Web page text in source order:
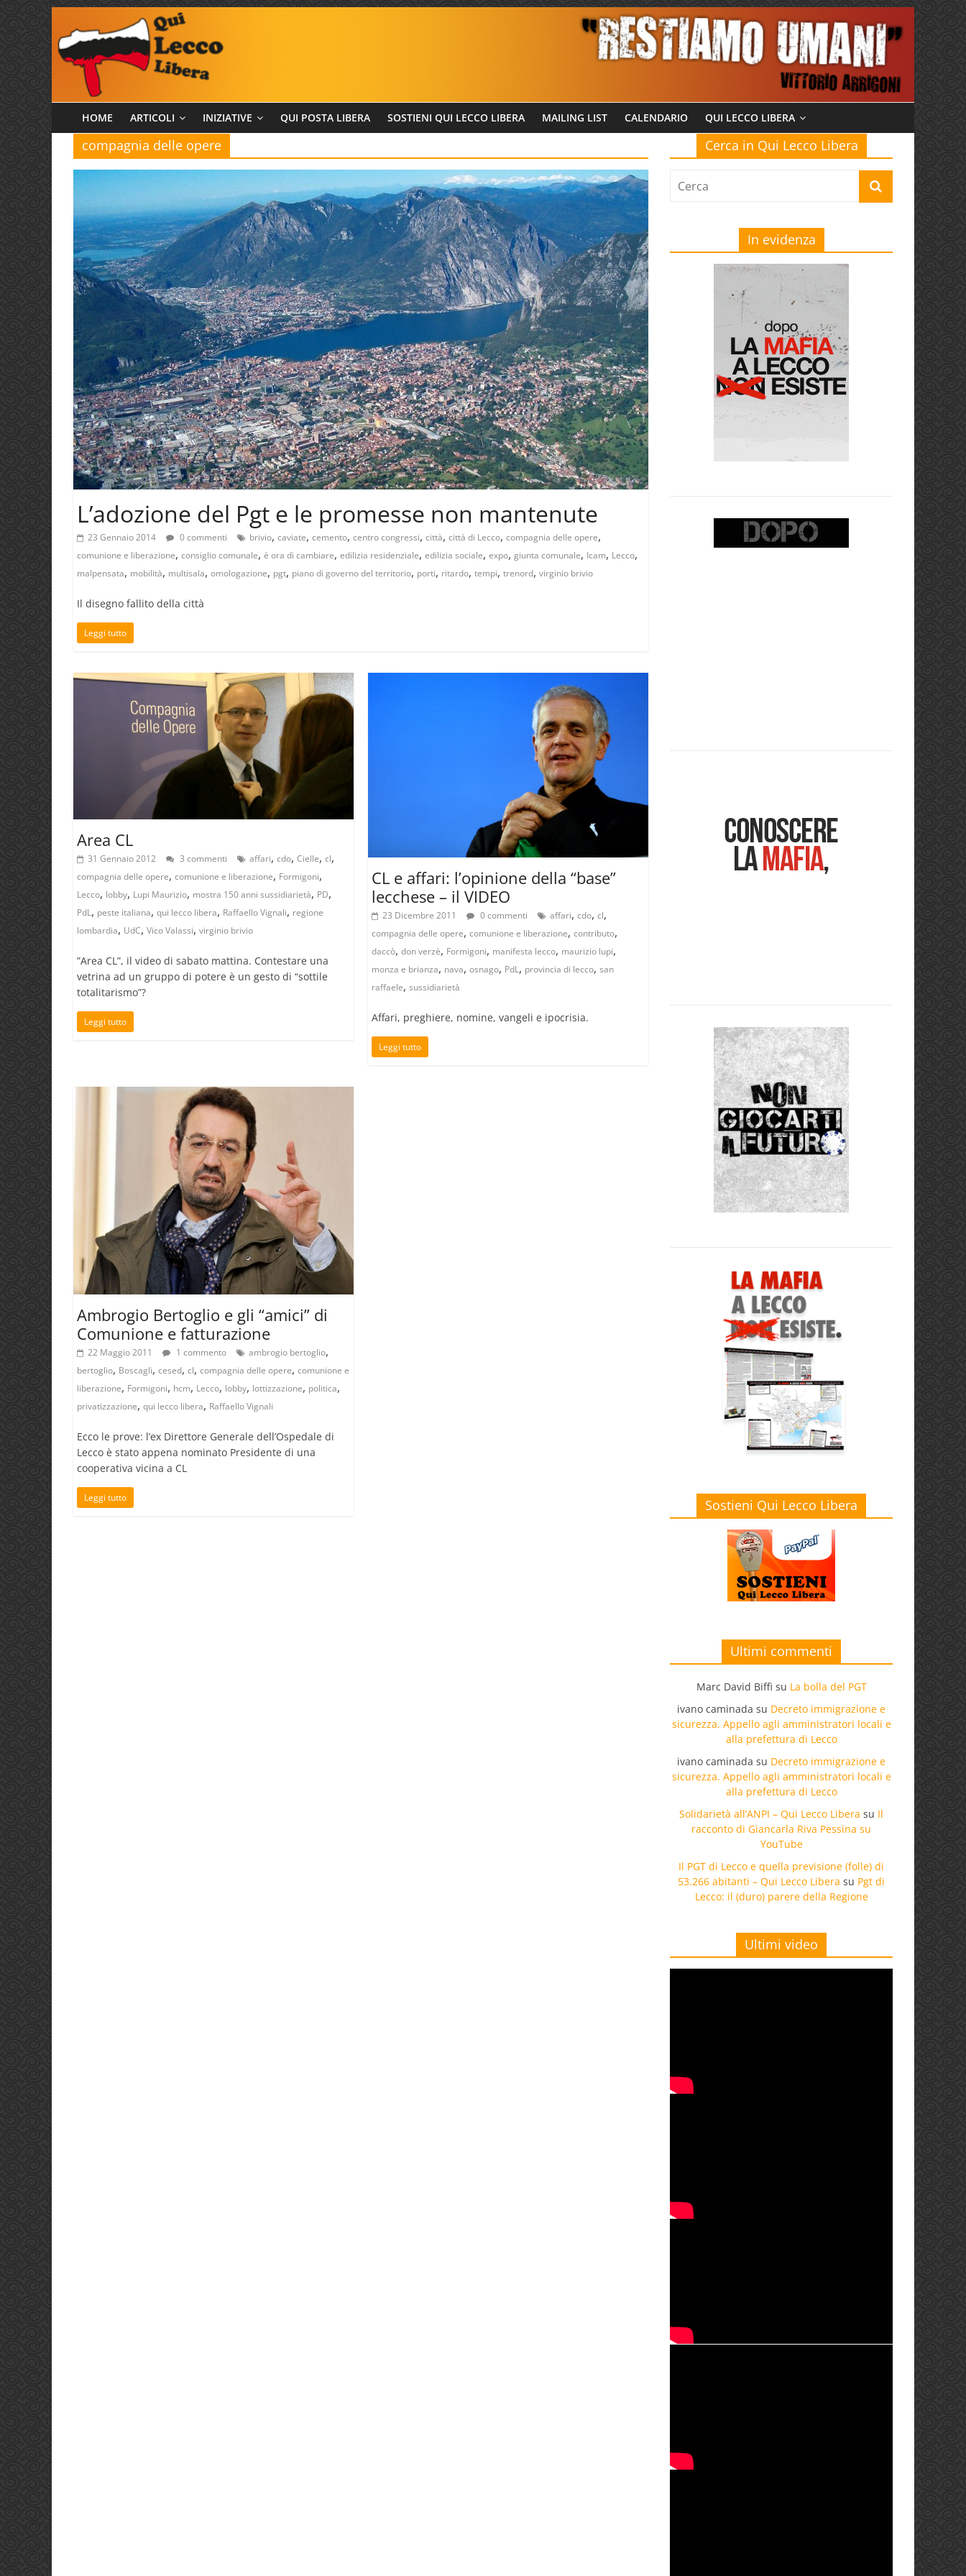
contenuto
Qui
Lecco
Libera
HOME ARTICOLI INIZIATIVE QUI POSTA LIBERA SOSTIENI QUI LECCO LIBERA MAILING LIST CALENDARIO QUI LECCO LIBERA
compagnia delle opere
L’adozione del Pgt e le promesse non mantenute
23 Gennaio 2014 0 commenti brivio, caviate, cemento, centro congressi, città, città di Lecco, compagnia delle opere,
comunione e liberazione, consiglio comunale, è ora di cambiare, edilizia residenziale, edilizia sociale, expo, giunta comunale, Icam, Lecco,
malpensata, mobilità, multisala, omologazione, pgt, piano di governo del territorio, porti, ritardo, tempi, trenord, virginio brivio
Il disegno fallito della città
Leggi tutto
Area CL
31 Gennaio 2012 3 commenti affari, cdo, Cielle, cl,
compagnia delle opere, comunione e liberazione, Formigoni,
Lecco, lobby, Lupi Maurizio, mostra 150 anni sussidiarietà, PD,
PdL, peste italiana, qui lecco libera, Raffaello Vignali, regione
lombardia, UdC, Vico Valassi, virginio brivio
‎”Area CL”, il video di sabato mattina. Contestare una
vetrina ad un gruppo di potere è un gesto di “sottile
totalitarismo”?
Leggi tutto
CL e affari: l’opinione della “base”
lecchese – il VIDEO
23 Dicembre 2011 0 commenti affari,cdo,cl,
compagnia delle opere,comunione e liberazione,contributo,
daccò,don verzè, Formigoni, manifesta lecco, maurizio lupi,
monza e brianza, nava,osnago, PdL, provincia di lecco,san
raffaele,sussidiarietà
Affari, preghiere, nomine, vangeli e ipocrisia.
Leggi tutto
Ambrogio Bertoglio e gli “amici” di
Comunione e fatturazione
22 Maggio 2011 1 commento ambrogio bertoglio,
bertoglio, Boscagli, cesed, cl, compagnia delle opere, comunione e
liberazione, Formigoni, hcm, Lecco, lobby, lottizzazione, politica,
privatizzazione, qui lecco libera, Raffaello Vignali
Ecco le prove: l’ex Direttore Generale dell’Ospedale di
Lecco è stato appena nominato Presidente di una
cooperativa vicina a CL
Leggi tutto
Cerca in Qui Lecco Libera
In evidenza
Sostieni Qui Lecco Libera
Ultimi commenti
Marc David Biffi su La bolla del PGT
ivano caminada su Decreto immigrazione e
sicurezza. Appello agli amministratori locali e
alla prefettura di Lecco
ivano caminada su Decreto immigrazione e
sicurezza. Appello agli amministratori locali e
alla prefettura di Lecco
Solidarietà all’ANPI – Qui Lecco Libera su Il
racconto di Giancarla Riva Pessina su
YouTube
Il PGT di Lecco e quella previsione (folle) di
53.266 abitanti – Qui Lecco Libera su Pgt di
Lecco: il (duro) parere della Regione
Ultimi video